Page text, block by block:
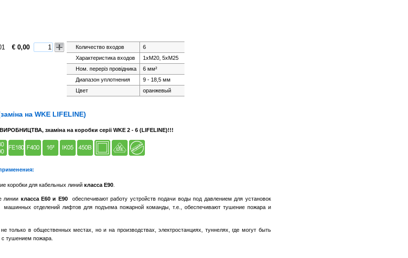
€ 0,00 Количество входов
6
Характеристика входов
1хМ20, 5хМ25
Ном. переріз провідника
6 мм²
Диапазон уплотнения
9 - 18,5 мм
Цвет
оранжевый
на WKE LIFELINE)
зхаміна на коробки серії WKE 2 - 6 (LIFELINE)!!!
коробки для кабельных линий класса Е90.
линии класса E60 и Е90обеспечивают работу устройств подачи воды под давлением для установок
отделений лифтов для подъема пожарной команды, т.е., обеспечивают тушение пожара и
только в общественных местах, но и на производствах, электростанциях, туннелях, где могут быть
тушением пожара.